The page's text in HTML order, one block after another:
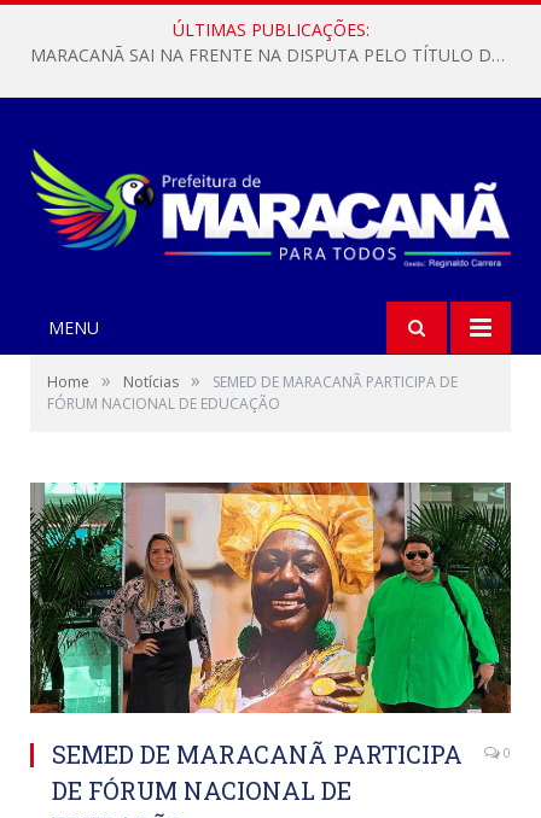
ÚLTIMAS PUBLICAÇÕES:
MARACANÃ SAI NA FRENTE NA DISPUTA PELO TÍTULO DA COPA PARÁ SUB-17!
MENU
Home » Notícias »
SEMED DE MARACANÃ PARTICIPA DE
FÓRUM NACIONAL DE EDUCAÇÃO
SEMED DE MARACANÃ PARTICIPA
DE FÓRUM NACIONAL DE
0